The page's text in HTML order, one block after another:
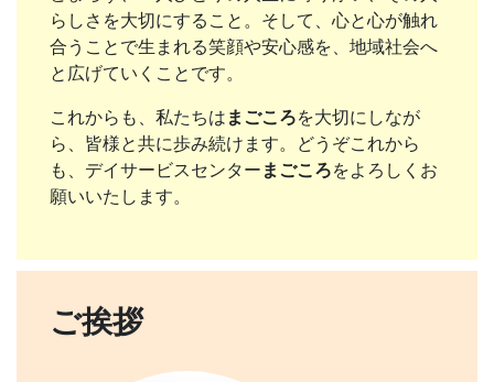
らしさを大切にすること。そして、心と心が触れ
合うことで生まれる笑顔や安心感を、地域社会へ
と広げていくことです。
これからも、私たちは まごころを大切にしなが
ら、皆様と共に歩み続けます。どうぞこれから
も、デイサービスセンター まごころをよろしくお
願いいたします。
ご挨拶